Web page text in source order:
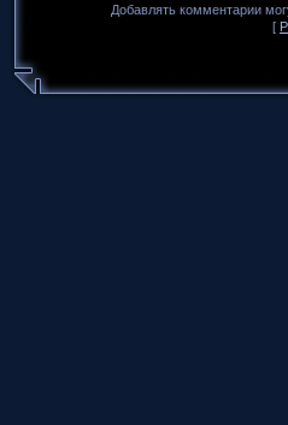
Добавлять комментарии
[